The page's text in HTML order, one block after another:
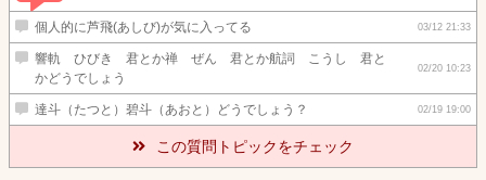
個人的に芦飛(あしび)が気に入ってる 03/12 21:33
響軌 ひびき 君とか禅 ぜん 君とか航詞 こうし 君と
かどうでしょう
02/20 10:23
達斗（たつと）碧斗（あおと）どうでしょう？ 02/19 19:00
この質問トピックをチェック